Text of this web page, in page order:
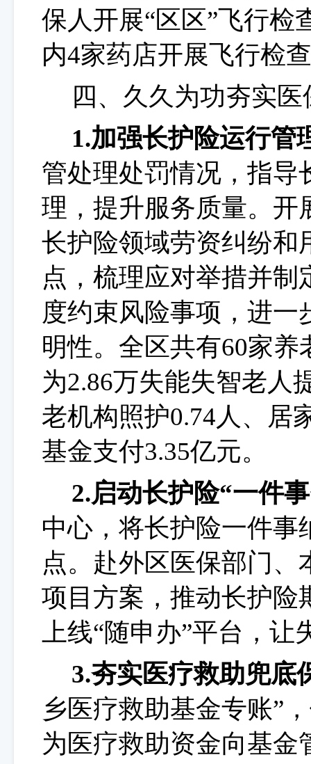
保人开展“区区”飞行检
内4家药店开展飞行检
四、久久为功夯实
1.加强长护险运行管
管处理处罚情况，指导
理，提升服务质量。开
长护险领域劳资纠纷和
点，梳理应对举措并
度约束风险事项，进
明性。全区共有60家养
为2.86万失能失智老人
老机构照护0.74人、居
基金支付3.35亿元。
2.启动长护险“一件
中心，将长护险一件事
点。赴外区医保部门、
项目方案，推动长护险
上线“随申办”平台，让
3.夯实医疗救助兜底
乡医疗救助基金专账”
为医疗救助资金向基